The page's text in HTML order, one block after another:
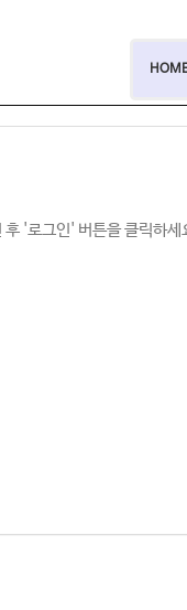
'로그인' 버튼을 클릭하세